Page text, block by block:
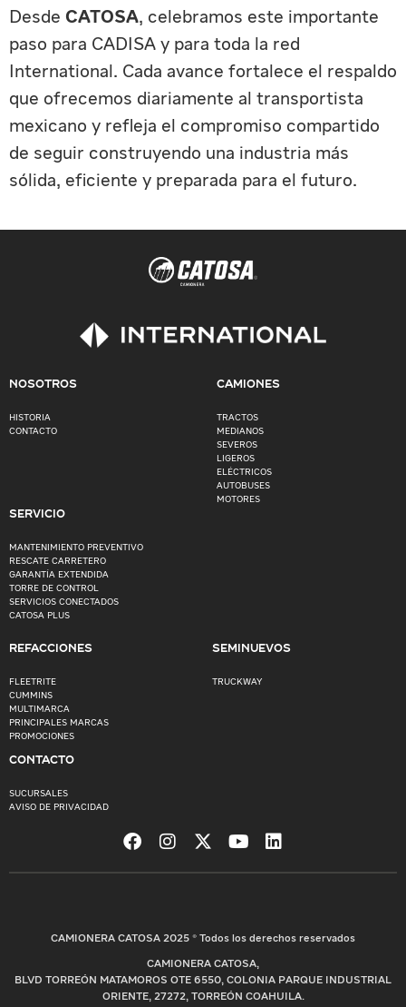
Desde CATOSA, celebramos este importante
paso para CADISA y para toda la red
International. Cada avance fortalece el respaldo
que ofrecemos diariamente al transportista
mexicano y refleja el compromiso compartido
de seguir construyendo una industria más
sólida, eficiente y preparada para el futuro.
NOSOTROS
HISTORIA
CONTACTO
CAMIONES
TRACTOS
MEDIANOS
SEVEROS
LIGEROS
ELÉCTRICOS
AUTOBUSES
MOTORES
SERVICIO
MANTENIMIENTO PREVENTIVO
RESCATE CARRETERO
GARANTÍA EXTENDIDA
TORRE DE CONTROL
SERVICIOS CONECTADOS
CATOSA PLUS
REFACCIONES
FLEETRITE
CUMMINS
MULTIMARCA
PRINCIPALES MARCAS
PROMOCIONES
SEMINUEVOS
TRUCKWAY
CONTACTO
SUCURSALES
AVISO DE PRIVACIDAD
CAMIONERA CATOSA 2025 © Todos los derechos reservados
CAMIONERA CATOSA,
BLVD TORREÓN MATAMOROS OTE 6550, COLONIA PARQUE INDUSTRIAL
ORIENTE, 27272, TORREÓN COAHUILA.